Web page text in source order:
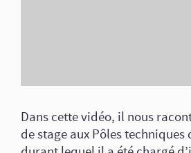
Dans cette vidéo, il nous
de stage aux Pôles techniques